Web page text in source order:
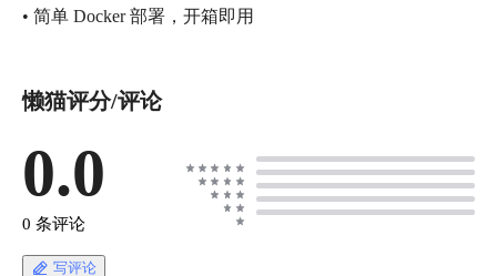
• 简单 Docker 部署，开箱即用
懒猫评分/评论
0.0
0 条评论
写评论